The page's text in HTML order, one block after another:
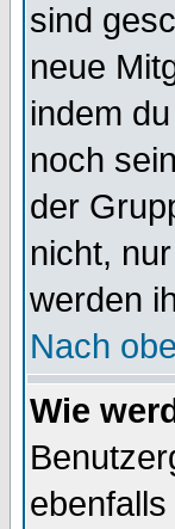
sind
neue
indem
noch
der
nicht,
werden
Nach
Wie